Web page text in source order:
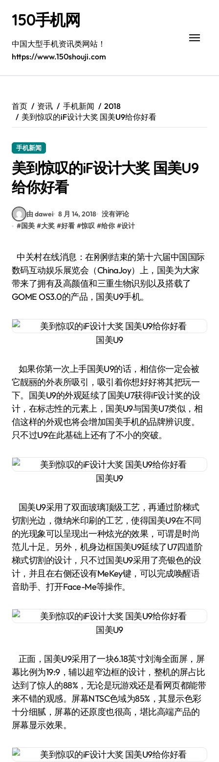
150手机网
中国大型手机资讯类网站！
https://www.150shouji.com
首页 资讯 手机新闻
2018
美到惊叹的iF设计大奖 国美U9给你好看
手机新闻
美到惊叹的iF设计大奖 国美U9
给你好看
由 dawei 8 月 14, 2018 没有评论
#国美 #大奖 #好看 #惊叹 #给你 #设计
中关村在线消息：在刚刚结束的第十六届中国国际
数码互动娱乐展览会（ChinaJoy）上，国美为大家
带来了拥有及高颜值和三重生物识别以及搭载了
GOME OS3.0的产品，国美U9手机。
国美U9
如果你第一次上手国美U9的话，相信你一定会被
它靓丽的外表所吸引，吸引着你想好好将其把玩一
下。国美U9的外观延续了国美U7获得iF设计奖的设
计，在标志性的元素上，国美U9与国美U7类似，相
信这样的外观也将会增加国美手机的品牌辨识度。
只不过U9在此基础上还有了不小的突破。
国美U9
国美U9采用了双面玻璃顶级工艺，再通过阶梯式
切割光边，微纳米印刷的工艺，使得国美U9在不同
的光现象可以呈现出一种炫光的效果，可谓是时尚
范儿十足。另外，机身边框国美U9延续了U7四道阶
梯式切割的设计，只不过国美U9采用了亮银色的设
计，并且在右侧还设有MeKey键，可以完成唤醒语
音助手、打开Face-Me等操作。
国美U9
正面，国美U9采用了一块6.18英寸刘海全面屏，屏
幕比例为19:9，辅以超窄边框的设计，整机的屏占比
达到了惊人的88%，无论是玩游戏还是看网页都能带
来不错的观感。屏幕NTSC色域为85%，其显示色彩
十分细腻，屏幕的还原度也很高，堪比高端产品的
屏幕显示效果。